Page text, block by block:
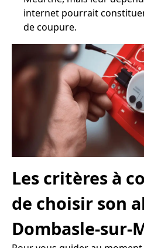
internet pourrait
de coupure.
Les critères à
de choisir son
Dombasle-sur-